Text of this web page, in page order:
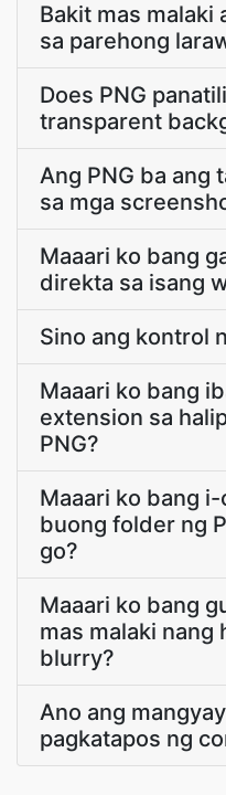
Bakit mas malaki
sa parehong
Does PNG
transparent
Ang PNG ba ang
sa mga
Maaari ko bang
direkta sa isang
Sino ang kontrol
Maaari ko bang
extension sa
PNG?
Maaari ko bang
buong folder ng
go?
Maaari ko bang
mas malaki nang
blurry?
Ano ang
pagkatapos ng